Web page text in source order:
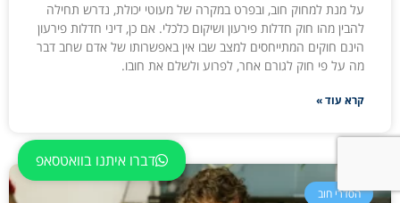
על מנת למחוק חוב, ובפרט במקרה של מעוטי יכולת, נדרש תחילה
להבין מהו חוק חדלות פירעון ושיקום כלכלי. אם כן, דיני חדלות פירעון
הינם חוקים המתייחסים למצב שבו אין באפשרותו של אדם שחב דבר
מה על פי חוק לגורם אחר, לפרוע ולשלם את חובו.
קרא עוד »
הסדרי חוב
דברו איתנו בוואטסאפ